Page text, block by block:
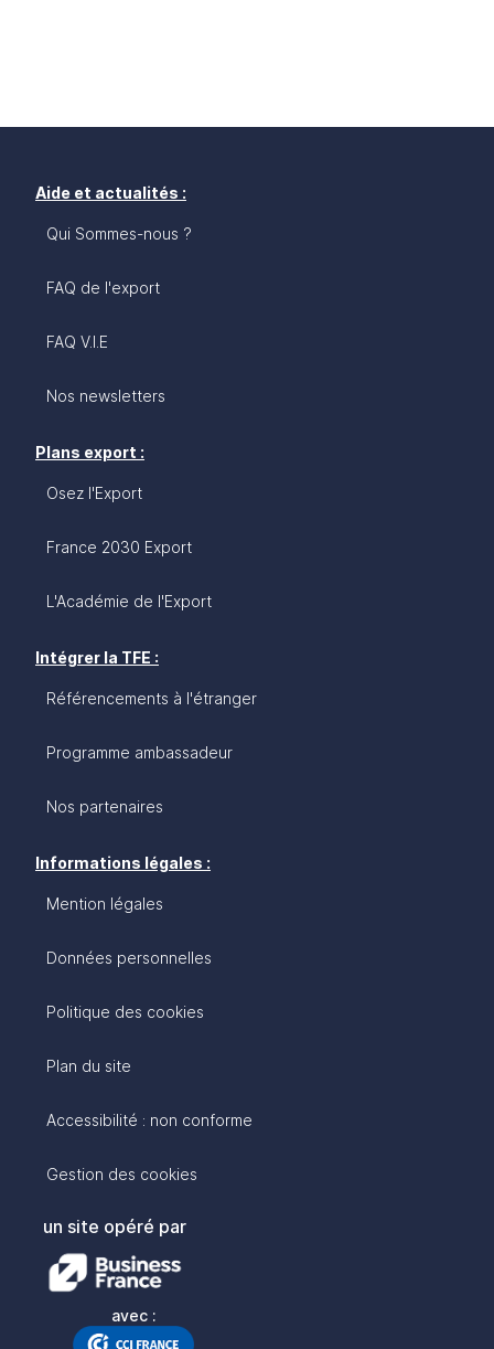
Aide et actualités :
Qui Sommes-nous ?
FAQ de l'export
FAQ V.I.E
Nos newsletters
Plans export :
Osez l'Export
France 2030 Export
L'Académie de l'Export
Intégrer la TFE :
Référencements à l'étranger
Programme ambassadeur
Nos partenaires
Informations légales :
Mention légales
Données personnelles
Politique des cookies
Plan du site
Accessibilité : non conforme
Gestion des cookies
un site opéré par
avec :